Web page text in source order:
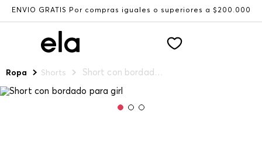
ENVÍO GRATIS Por compras iguales o superiores a $200.000
Ropa Shorts Short con bordado para girl